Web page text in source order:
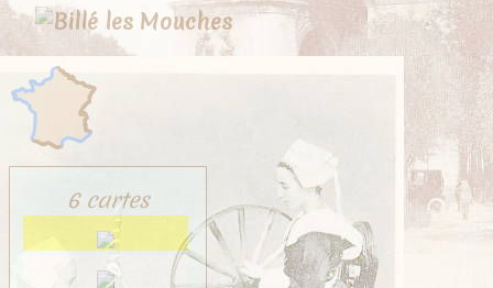
SAINT-MALO
Saint-Malo-de-Phily
Saint-Marc-le-Blanc
Saint-Méen
Saint-Ouen-des-Alleux
Saint-Père-Marc-en-
Poulet
Saint-Senoux
Saint-Servan
Saint-Suliac
Saint-Thurial
Saint-Énogat
Saint-Étienne-en-
6 cartes